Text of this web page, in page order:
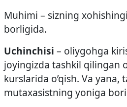
Muhimi – sizning
borligida.
Uchinchisi – oliygohga
joyingizda tashkil qilingan
kurslarida o’qish. Va yana,
mutaxasistning yoniga